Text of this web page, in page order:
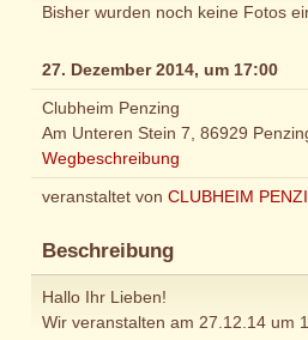
Bisher wurden noch keine Fotos
27. Dezember 2014, um 17:00
Clubheim Penzing
Am Unteren Stein 7, 86929
Wegbeschreibung
veranstaltet von CLUBHEIM
Beschreibung
Hallo Ihr Lieben!
Wir veranstalten am 27.12.14 um